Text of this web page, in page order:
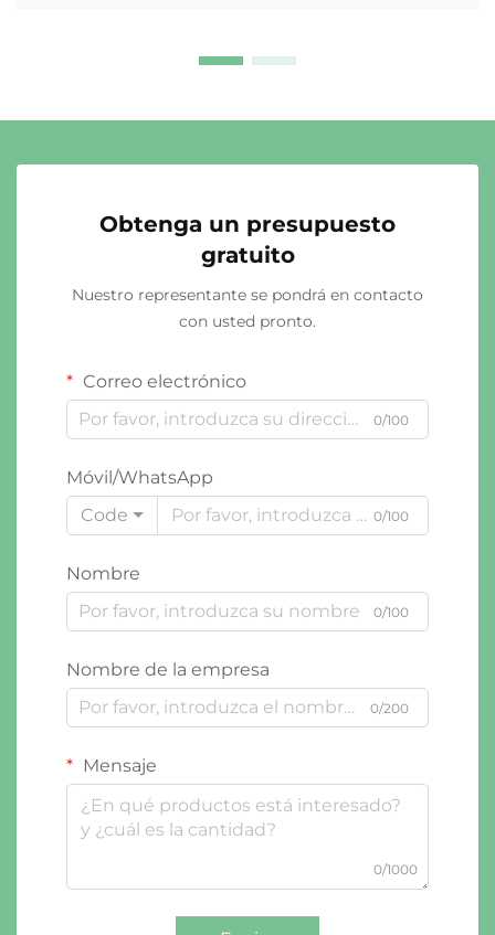
Obtenga un presupuesto
gratuito
Nuestro representante se pondrá en contacto
con usted pronto.
Correo electrónico
0/100
Móvil/WhatsApp
Code
0/100
Nombre
0/100
Nombre de la empresa
0/200
Mensaje
0/1000